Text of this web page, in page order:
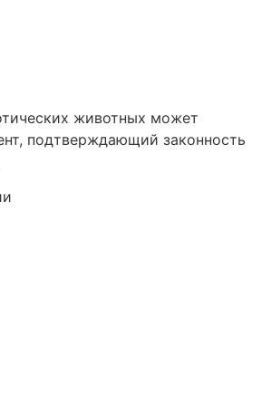
животных может
подтверждающий законность